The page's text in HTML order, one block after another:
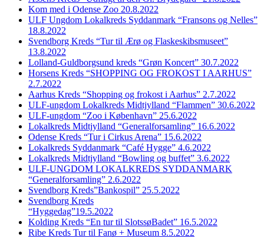
Kom med i Odense Zoo 20.8.2022
ULF Ungdom Lokalkreds Syddanmark “Fransons og Nelles”
18.8.2022
Svendborg Kreds “Tur til Ærø og Flaskeskibsmuseet”
13.8.2022
Lolland-Guldborgsund kreds “Grøn Koncert” 30.7.2022
Horsens Kreds “SHOPPING OG FROKOST I AARHUS”
2.7.2022
Aarhus Kreds “Shopping og frokost i Aarhus” 2.7.2022
ULF-ungdom Lokalkreds Midtjylland “Flammen” 30.6.2022
ULF-ungdom “Zoo i København” 25.6.2022
Lokalkreds Midtjylland “Generalforsamling” 16.6.2022
Odense Kreds “Tur i Cirkus Arena” 15.6.2022
Lokalkreds Syddanmark “Café Hygge” 4.6.2022
Lokalkreds Midtjylland “Bowling og buffet” 3.6.2022
ULF-UNGDOM LOKALKREDS SYDDANMARK
“Generalforsamling” 2.6.2022
Svendborg Kreds”Bankospil” 25.5.2022
Svendborg Kreds
“Hyggedag”19.5.2022
Kolding Kreds “En tur til SlotssøBadet” 16.5.2022
Ribe Kreds Tur til Fanø + Museum 8.5.2022